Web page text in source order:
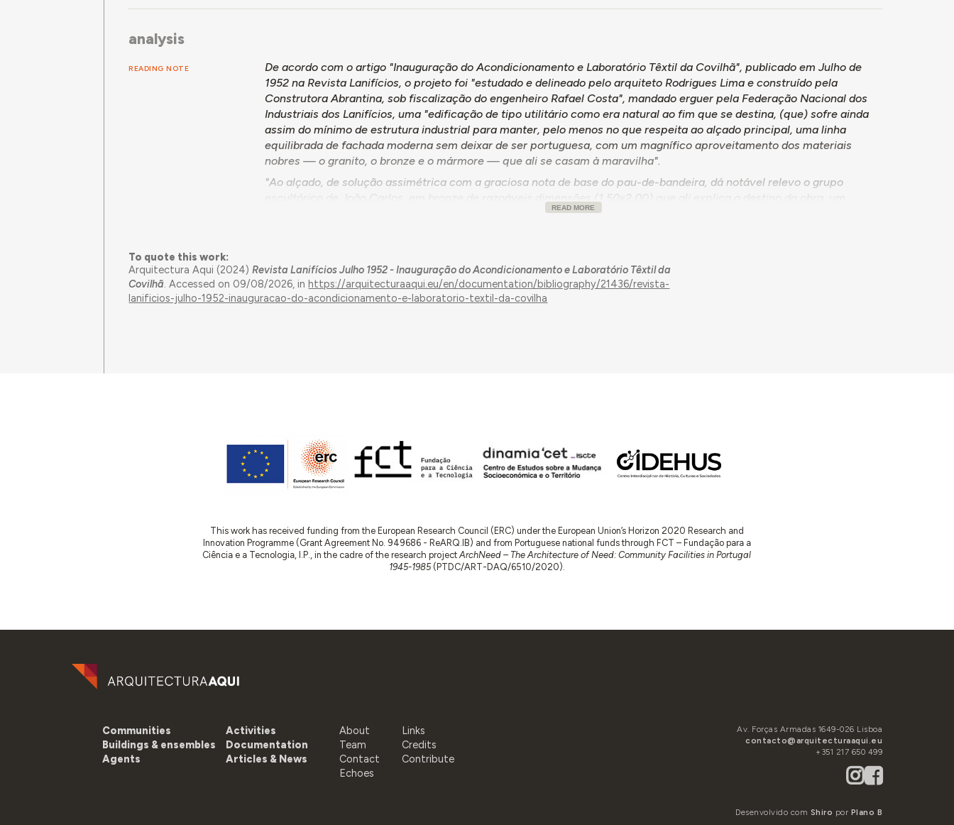
analysis
READING NOTE
De acordo com o artigo "Inauguração do Acondicionamento e Laboratório Têxtil da Covilhã", publicado em Julho de
1952 na Revista Lanifícios, o projeto foi "estudado e delineado pelo arquiteto Rodrigues Lima e construído pela
Construtora Abrantina, sob fiscalização do engenheiro Rafael Costa", mandado erguer pela Federação Nacional dos
Industriais dos Lanifícios, uma "edificação de tipo utilitário como era natural ao fim que se destina, (que) sofre ainda
assim do mínimo de estrutura industrial para manter, pelo menos no que respeita ao alçado principal, uma linha
equilibrada de fachada moderna sem deixar de ser portuguesa, com um magnífico aproveitamento dos materiais
nobres — o granito, o bronze e o mármore — que ali se casam à maravilha".
"Ao alçado, de solução assimétrica com a graciosa nota de base do pau-de-bandeira, dá notável relevo o grupo
pastor, com o seu cordeiro nos braços, um Mercúrio alado empunhando a balança e uma tecedeira empunhando a
sobremaneira o local espraiado, dos mais belos da linda cidade.
(...) A ala que forma a parte traseira do edifício, constituída por vastíssimo armazém, não desmerece em nada a parte
Galcerán, o Diretor Técnico do Laboratório Têxtil, o Presidente da CMC, Carlos Coelho, o Governador Civil de Castelo
Branco e o Comandante Militar, o Presidente da Junta Administrativa dos Serviços de Acondicionamento, o Presidente
do Grêmio da Covilhã, o Diretor Técnico e o Delegado do Governo, Fernando Carneiro."
READ MORE
To quote this work:
Arquitectura Aqui (2024)Revista Lanifícios Julho 1952 - Inauguração do Acondicionamento e Laboratório Têxtil da
Covilhã. Accessed on 09/08/2026, inhttps://arquitecturaaqui.eu/en/documentation/bibliography/21436/revista-
lanificios-julho-1952-inauguracao-do-acondicionamento-e-laboratorio-textil-da-covilha
This work has received funding from the European Research Council (ERC) under the European Union’s Horizon 2020 Research and
Innovation Programme (Grant Agreement No. 949686 - ReARQ.IB) and from Portuguese national funds through FCT – Fundação para a
Ciência e a Tecnologia, I.P., in the cadre of the research projectArchNeed – The Architecture of Need: Community Facilities in Portugal
1945-1985(PTDC/ART-DAQ/6510/2020).
Communities
Buildings & ensembles
Agents
Activities
Documentation
Articles & News
About
Team
Contact
Echoes
Links
Credits
Contribute
Av. Forças Armadas 1649-026 Lisboa
contacto@arquitecturaaqui.eu
+351 217 650 499
Desenvolvido com Shiro por Plano B